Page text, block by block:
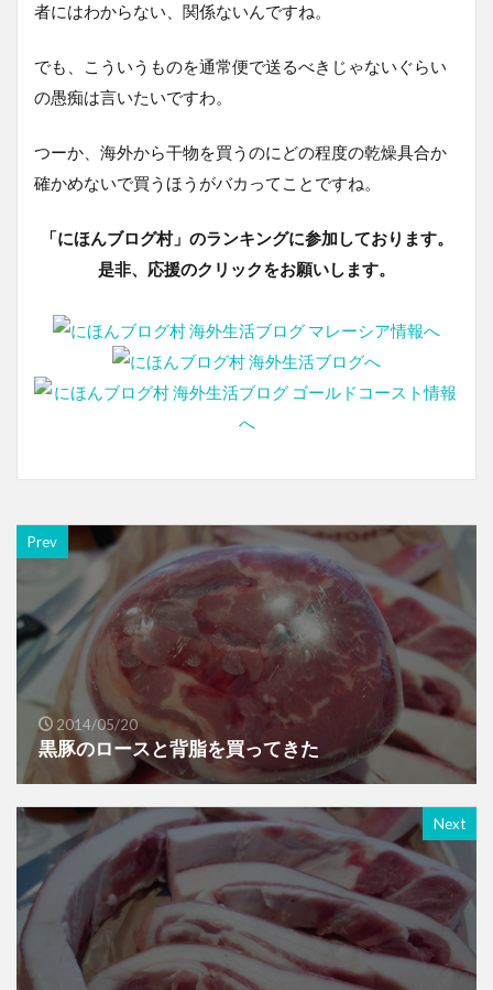
者にはわからない、関係ないんですね。
でも、こういうものを通常便で送るべきじゃないぐらい
の愚痴は言いたいですわ。
つーか、海外から干物を買うのにどの程度の乾燥具合か
確かめないで買うほうがバカってことですね。
「にほんブログ村」のランキングに参加しております。
是非、応援のクリックをお願いします。
Prev
2014/05/20
黒豚のロースと背脂を買ってきた
Next